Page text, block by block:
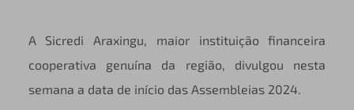
A Sicredi Araxingu, maior instituição financeira
cooperativa genuína da região, divulgou nesta
semana a data de início das Assembleias 2024.